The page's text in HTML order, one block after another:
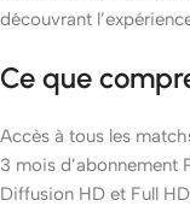
découvrant
Ce que
Accès à tous les
3 mois d’abonnement
Diffusion HD et Full